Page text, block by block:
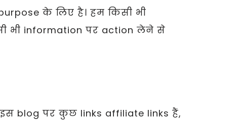
के लिए है। हम किसी भी
भी information पर action लेने से
इस blog पर कुछ links affiliate links हैं,